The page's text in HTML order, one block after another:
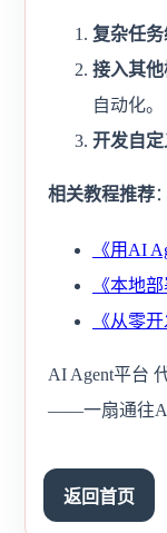
复杂任
接入其他
自动化。
开发自
相关教程推荐：
《用AI
《本地
《从零
AI Agent平台
——一扇通往AI
返回首页